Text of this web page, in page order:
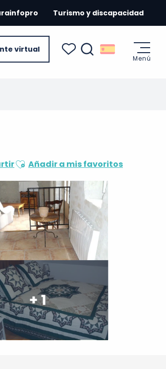
virtual
Turismo y discapacidad
Menú
Ajouter aux favoris
Añadir a mis favoritos
+ 1